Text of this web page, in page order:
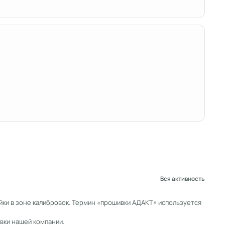
Вся активность
в зоне калибровок. Термин «прошивки АДАКТ» используется
нашей компании.